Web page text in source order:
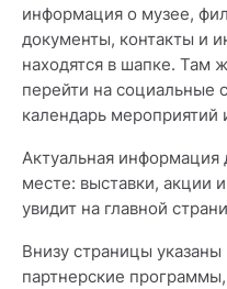
информация о музее,
документы, контакты и
находятся в шапке. Там
перейти на социальные
календарь
Актуальная информация
месте: выставки, акции
увидит на главной
Внизу страницы
партнерские